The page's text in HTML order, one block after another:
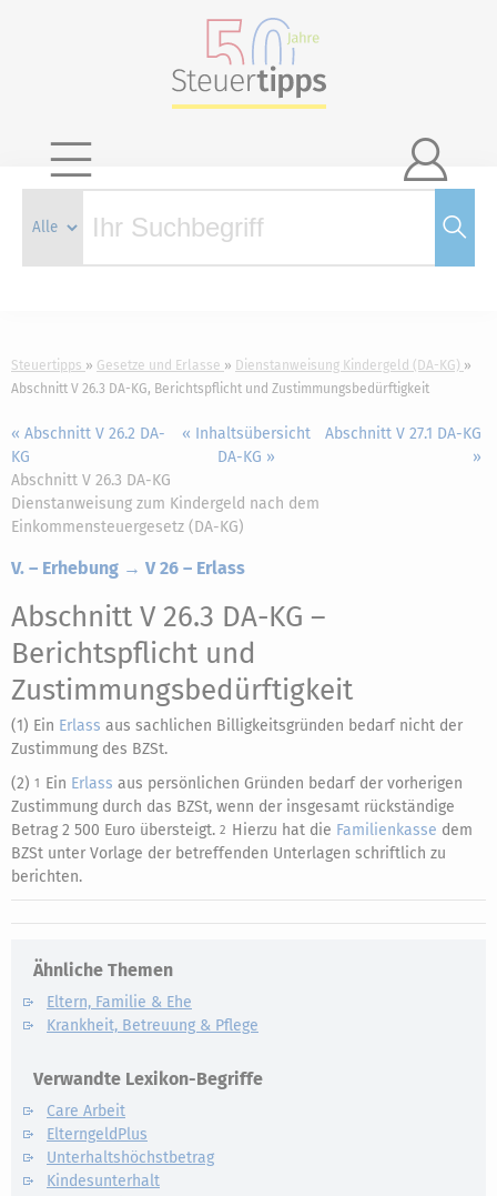

Steuertipps Gesetze und Erlasse
Dienstanweisung Kindergeld (DA-KG)
Abschnitt V 26.3 DA-KG, Berichtspflicht und Zustimmungsbedürftigkeit
« Abschnitt V 26.2 DA-
KG
« Inhaltsübersicht
DA-KG »
Abschnitt V 27.1 DA-KG
»
Abschnitt V 26.3 DA-KG
Dienstanweisung zum Kindergeld nach dem
Einkommensteuergesetz (DA-KG)
V. – Erhebung → V 26 – Erlass
Abschnitt V 26.3 DA-KG –
Berichtspflicht und
Zustimmungsbedürftigkeit
(1) Ein Erlass aus sachlichen Billigkeitsgründen bedarf nicht der
Zustimmung des BZSt.
(2) 1 Ein Erlass aus persönlichen Gründen bedarf der vorherigen
Zustimmung durch das BZSt, wenn der insgesamt rückständige
Betrag 2 500 Euro übersteigt. 2 Hierzu hat die Familienkasse dem
BZSt unter Vorlage der betreffenden Unterlagen schriftlich zu
berichten.
Ähnliche Themen
Eltern, Familie & Ehe
Krankheit, Betreuung & Pflege
Verwandte Lexikon-Begriffe
Care Arbeit
ElterngeldPlus
Unterhaltshöchstbetrag
Kindesunterhalt